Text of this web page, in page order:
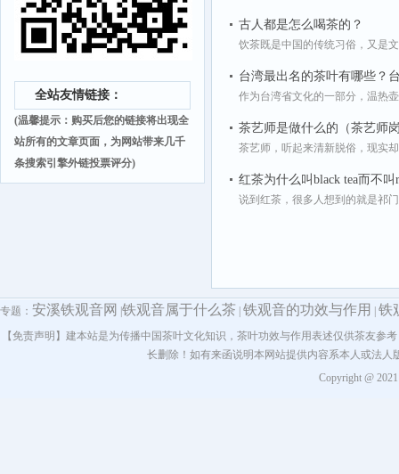
全站友情链接：
(温馨提示：购买后您的链接将出现全
站所有的文章页面，为网站带来几千
条搜索引擎外链投票评分)
古人都是怎么喝茶的？
饮茶既是中国的传统习俗，又是
台湾最出名的茶叶有哪些？
作为台湾省文化的一部分，温热
茶艺师是做什么的（茶艺师
茶艺师，听起来清新脱俗，现实
红茶为什么叫black tea而不叫
说到红茶，很多人想到的就是祁
专题： 安溪铁观音网 铁观音属于什么茶 铁观音的功效与作用 铁
【免责声明】建本站是为传播中国茶叶文化知识，茶叶功效与作用表述仅供茶友
长删除！如有来函说明本网站提供内容系本人或法
Copyright @